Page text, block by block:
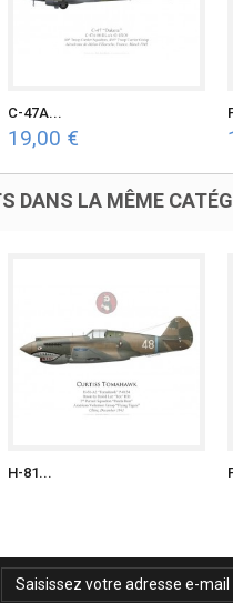
C-47A...
19,00 €
DANS LA MÊME
H-81...